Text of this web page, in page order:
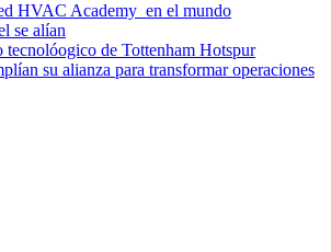
HVAC Academy en el mundo
se alían
tecnolóogico de Tottenham Hotspur
su alianza para transformar operaciones